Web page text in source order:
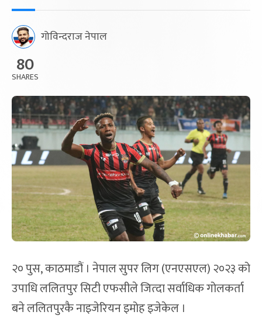
गोविन्दराज नेपाल
80
SHARES
२० पुस, काठमाडौं । नेपाल सुपर लिग (एनएसएल) २०२३ को
उपाधि ललितपुर सिटी एफसीले जित्दा सर्वाधिक गोलकर्ता
बने ललितपुरकै नाइजेरियन इमोह इजेकेल ।